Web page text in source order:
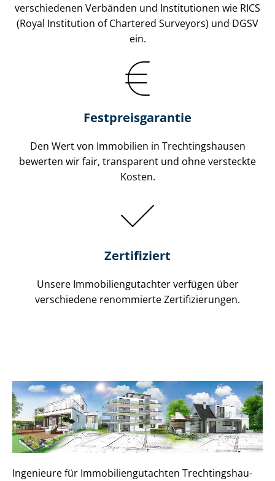
verschiedenen Verbänden und Institutionen wie RICS
(Royal Institution of Chartered Surveyors) und DGSV
ein.
Festpreis​garantie
Den Wert von Immobilien in Trech­tin­gs­hau­sen
bewerten wir fair, transparent und ohne versteckte
Kosten.
Zertifiziert
Unsere Immobilien­gutachter verfügen über
verschiedene renommierte Zer­ti­fi­zie­run­gen.
Ingenieure für Im­mo­bi­li­en­gut­ach­ten Trech­tin­gs­hau­